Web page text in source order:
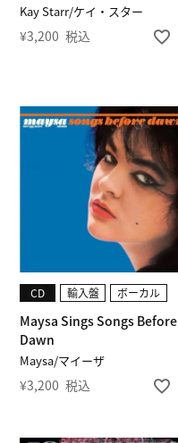
Kay Starr/ケイ・スター
¥3,200 税込
Maysa/マイーザ
Maysa Sings Songs Before
Dawn
CD 輸入盤 ボーカル
¥3,200 税込